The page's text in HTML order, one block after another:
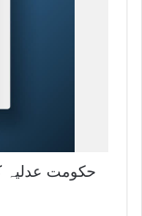
حکومت